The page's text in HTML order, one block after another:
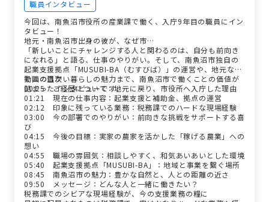
職員インタビュー
今回は、南魚沼市役所の産業課で働く、入庁9年目の職員にイン
タビュー！
地元・南魚沼市出身の彼が、なぜ市…
「新しいことにチャレンジする人と関わるのは、自分も前向き
になれる」と語る、仕事のやりがい。そして、南魚沼市独自の
起業支援拠点「MUSUBI-BA（むすびば）」の運営や、地元なら
ではの温かい暮らしの魅力まで、南魚沼市で働くことの価値が
詰まったインタビューです。
動画の目次
00:25 ご経歴について：地元に戻り、市役所へ入庁した理由
01:21 現在の仕事内容：起業支援と補助金、拠点の運営
02:12 印象に残っている業務：税務課でのハードな現場経験
03:00 今の部署でのやりがい：前向きな挑戦をサポートする喜
び
04:15 今後の目標：実家の農家を活かした「稼げる農業」への
想い
04:55 職場の雰囲気：相談しやすく、和気あいあいとした環境
05:40 起業支援拠点「MUSUBI-BA」：地域と事業を繋ぐ場所
08:45 南魚沼市の魅力：豊かな自然と、人との距離の近さ
09:50 メッセージ：どんな人と一緒に働きたい？
税務課でのシビアな現場経験が、今の支援業務の糧に